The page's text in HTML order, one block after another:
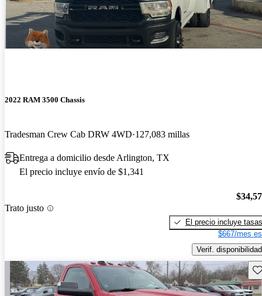
2022 RAM 3500 Chassis
Tradesman Crew Cab DRW 4WD 127,083 millas
Entrega a domicilio desde Arlington, TX
El precio incluye envío de $1,341
Trato justo
El precio incluye tasas
$667/mes
Verif. disponibilidad